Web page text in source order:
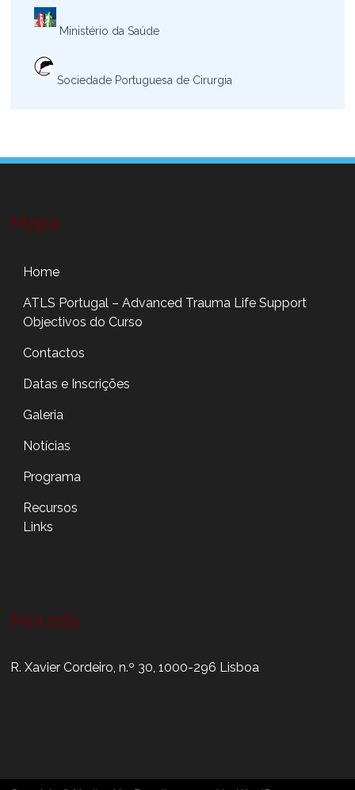
Ministério da Saúde
Sociedade Portuguesa de Cirurgia
Mapa
Home
ATLS Portugal – Advanced Trauma Life Support
Objectivos do Curso
Contactos
Datas e Inscrições
Galeria
Notícias
Programa
Recursos
Links
Morada
R. Xavier Cordeiro, n.º 30, 1000-296 Lisboa